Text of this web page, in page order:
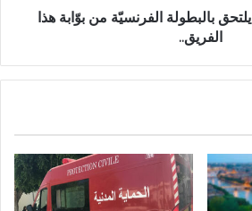
بالبطولة الفرنسيّة من بوّابة هذا
الفريق..